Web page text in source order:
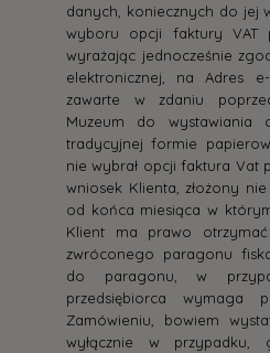
danych, koniecznych do jej
wyboru opcji faktury VAT
wyrażając jednocześnie
elektronicznej, na Adres
zawarte w zdaniu
Muzeum do wystawiania
tradycyjnej formie
nie wybrał opcji faktura Vat
wniosek Klienta, złożony
od końca miesiąca w
Klient ma prawo
zwróconego paragonu
do paragonu, w
przedsiębiorca wymaga
Zamówieniu, bowiem
wyłącznie w